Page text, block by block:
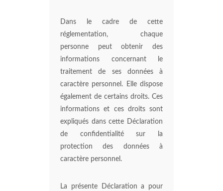
Dans le cadre de cette
réglementation, chaque
personne peut obtenir des
informations concernant le
traitement de ses données à
caractère personnel. Elle dispose
également de certains droits. Ces
informations et ces droits sont
expliqués dans cette Déclaration
de confidentialité sur la
protection des données à
caractère personnel.
La présente Déclaration a pour